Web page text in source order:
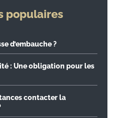
populaires
d’embauche ?
: Une obligation pour les
contacter la